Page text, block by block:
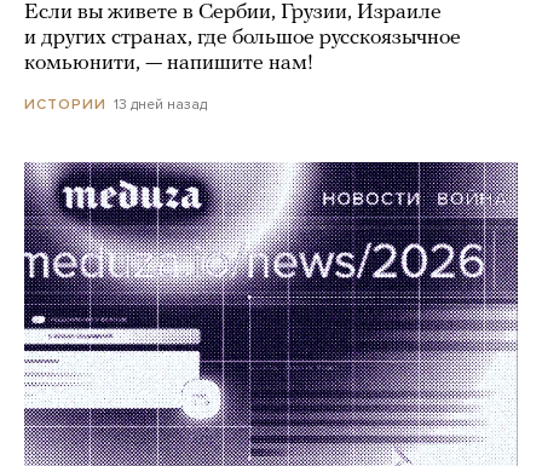
Если вы живете в Сербии, Грузии, Израиле
и других странах, где большое русскоязычное
комьюнити, — напишите нам!
ИСТОРИИ 13 дней назад